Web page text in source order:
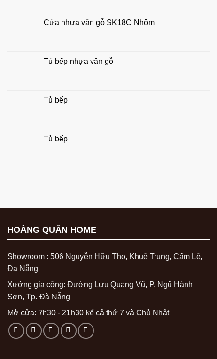
thủy
gia
Cửa nhựa vân gỗ SK18C Nhôm
Tủ bếp nhựa vân gỗ
Tủ bếp
Tủ bếp
HOÀNG QUÂN HOME
Showroom : 506 Nguyễn Hữu Thọ, Khuê Trung, Cẩm Lệ,
Đà Nẵng
Xưởng gia công: Đường Lưu Quang Vũ, P. Ngũ Hành
Sơn, Tp. Đà Nẵng
Mở cửa: 7h30 - 21h30 kể cả thứ 7 và Chủ Nhật.